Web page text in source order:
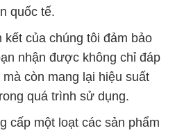
quốc tế.
kết của chúng tôi đảm bảo
nhận được không chỉ đáp
còn mang lại hiệu suất
quá trình sử dụng.
cấp một loạt các sản phẩm